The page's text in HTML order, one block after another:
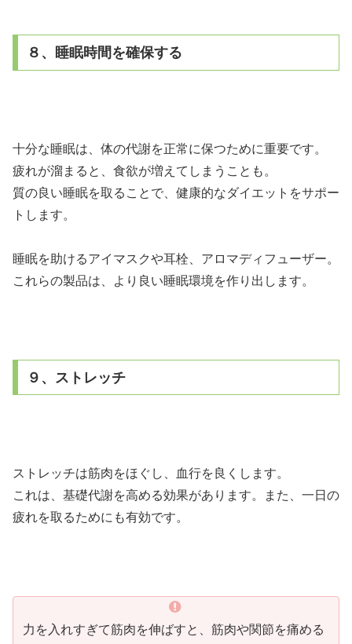
８、睡眠時間を確保する
十分な睡眠は、体の代謝を正常に保つために重要です。
疲れが溜まると、食欲が増えてしまうことも。
質の良い睡眠を取ることで、健康的なダイエットをサポー
トします。
睡眠を助けるアイマスクや耳栓、アロマディフューザー。
これらの製品は、より良い睡眠環境を作り出します。
９、ストレッチ
ストレッチは筋肉をほぐし、血行を良くします。
これは、基礎代謝を高める効果があります。また、一日の
疲れを取るためにも有効です。
力を入れすぎて筋肉を伸ばすと、筋肉や関節を痛める